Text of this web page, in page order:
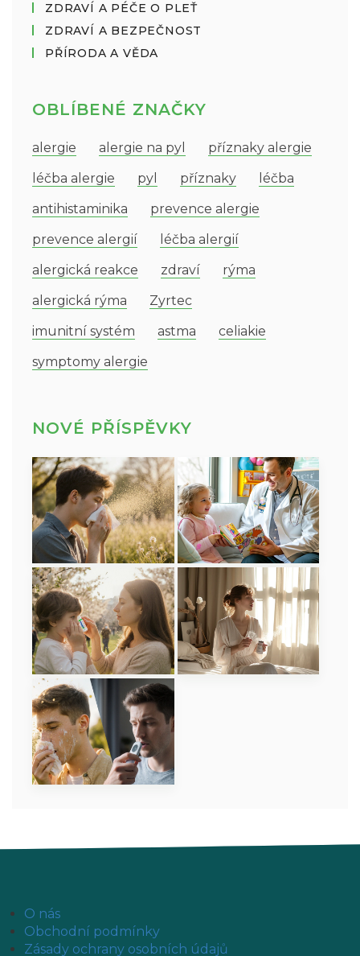
ZDRAVÍ A PÉČE O PLEŤ
ZDRAVÍ A BEZPEČNOST
PŘÍRODA A VĚDA
OBLÍBENÉ ZNAČKY
alergie alergie na pyl
příznaky alergie
léčba alergie
pyl příznaky
léčba
antihistaminika
prevence alergie
prevence alergií
léčba alergií
alergická reakce
zdraví
rýma
alergická rýma
Zyrtec
imunitní systém
astma
celiakie
symptomy alergie
NOVÉ PŘÍSPĚVKY
O nás
Obchodní podmínky
Zásady ochrany osobních údajů